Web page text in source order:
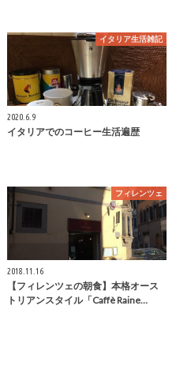
イタリア生活雑記
2020.6.9
イタリアでのコーヒー生活遍歴
フィレンツェ
2018.11.16
【フィレンツェの朝食】本格オース
トリアンスタイル「Caffè Raine…